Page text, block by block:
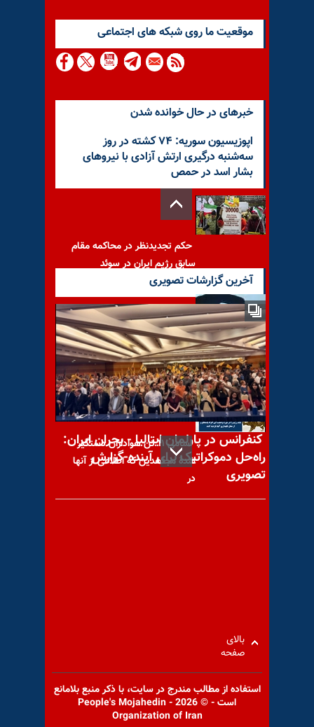
موقعيت ما روى شبكه هاى اجتماعى
خبرهای در حال خوانده شدن
اپوزیسیون سوریه: ۷۴ کشته در روز
سه‌شنبه درگیری ارتش آزادی با نیروهای
بشار اسد در حمص
حکم تجدیدنظر در محاکمه مقام
سابق رژیم ایران در سوئد
«آستین بالا زدن» از دستهای
خالی!
اسامی ۱۱ تن هواداران دستگیر
شدهٔ مجاهدین که اطلاعی از آنها
در
افشاگری آخوند باقر خرازی از
جنگ باندها بر سر جانشینی
خامنه‌ای؛ «دفتر
آخرین گزارشات تصویری
کنفرانس در پارلمان ایتالیا - بحران ایران:
راه‌حل دموکراتیک برای آینده-گزارش
تصویری
بالای
صفحه
استفاده از مطالب مندرج در سايت، با ذكر منبع بلامانع
است - © 2026 - People's Mojahedin
Organization of Iran